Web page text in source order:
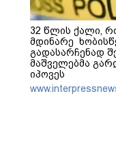
32 წლის ქალი,
მდინარე
გადასარჩენად
მაშველებმა
იპოვეს